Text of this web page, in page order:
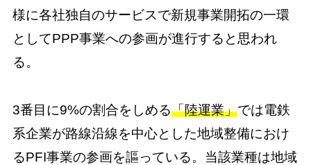
様に各社独自のサービスで新規事業開拓の一環
としてPPP事業への参画が進行すると思われ
る。
3番目に9%の割合をしめる「陸運業」では電鉄
系企業が路線沿線を中心とした地域整備におけ
るPFI事業の参画を謳っている。当該業種は地域